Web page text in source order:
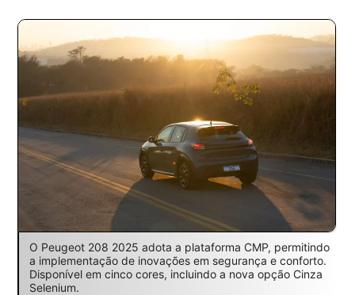
O Peugeot 208 2025 adota a plataforma CMP, permitindo
a implementação de inovações em segurança e conforto.
Disponível em cinco cores, incluindo a nova opção Cinza
Selenium.